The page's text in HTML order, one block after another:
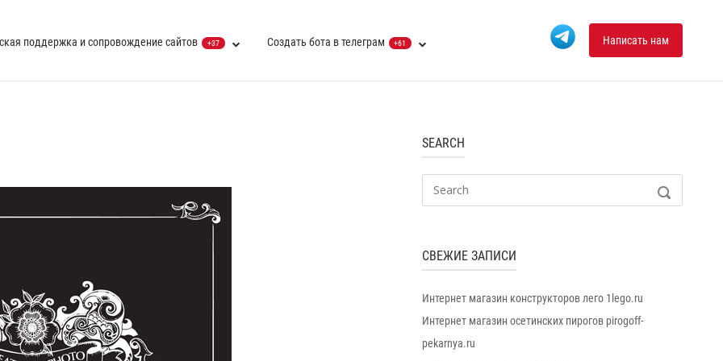
поддержка и сопровождение сайтов +37 Создать бота в телеграм +61 Написать нам
SEARCH
SEARCH
СВЕЖИЕ ЗАПИСИ
Интернет магазин конструкторов лего 1lego.ru
Интернет магазин осетинских пирогов pirogoff-
pekarnya.ru